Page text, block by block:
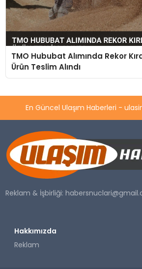
TMO Hububat Alımında Rekor
Ürün Teslim Alındı
En Güncel Ulaşım Haberleri -
Reklam & İşbirliği:
Hakkımızda
Reklam